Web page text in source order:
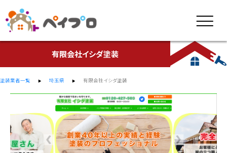
有限会社イシダ塗装
塗装業者一覧 埼玉県 有限会社イシダ塗装